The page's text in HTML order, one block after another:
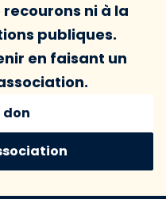
ni à la
publiques.
en faisant un
don